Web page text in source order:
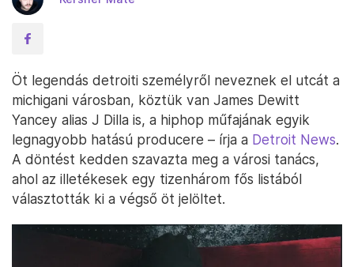
Öt legendás detroiti személyről neveznek el utcát a
michigani városban, köztük van James Dewitt
Yancey alias J Dilla is, a hiphop műfajának egyik
legnagyobb hatású producere – írja a Detroit News.
A döntést kedden szavazta meg a városi tanács,
ahol az illetékesek egy tizenhárom fős listából
választották ki a végső öt jelöltet.